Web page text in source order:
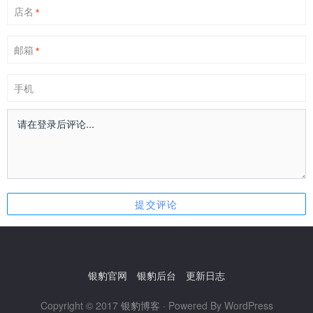
店名 *
邮箱 *
手机
银豹官网 银豹后台 更新日志
Copyright © 2017 银豹博客 · Powered By WordPress